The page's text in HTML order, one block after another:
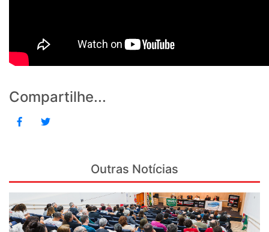
Compartilhe...
Outras Notícias